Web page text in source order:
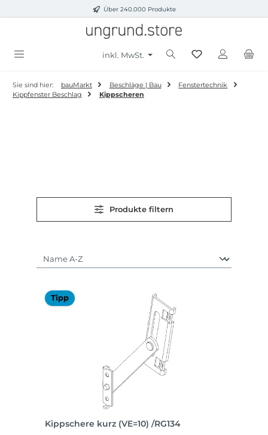
Zum Hauptinhalt springenÜber 240.000 Produkte
inkl. MwSt.
Sie sind hier: bauMarkt Beschläge | Bau
Fenstertechnik
Kippfenster Beschlag
Kippscheren
Produkte filtern
Tipp
Kippschere kurz (VE=10) /RG134